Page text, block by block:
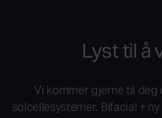
Lyst til å
Vi kommer gjerne til
solcellesystemer. Bifacial +